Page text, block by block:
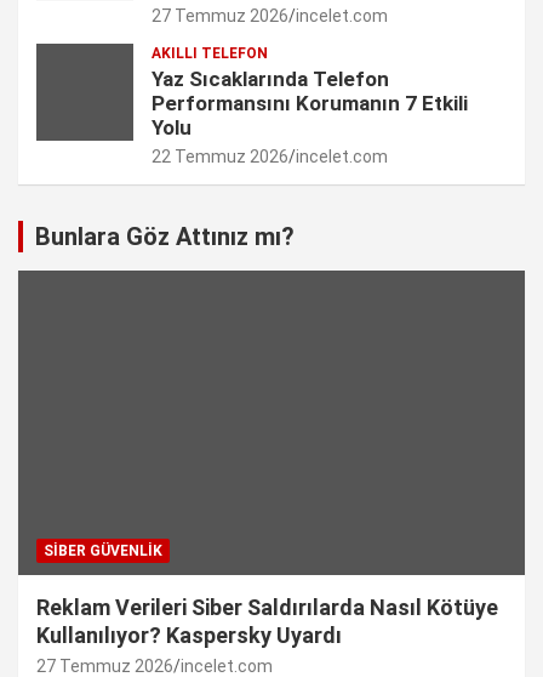
27 Temmuz 2026 incelet.com
AKILLI TELEFON
Yaz Sıcaklarında Telefon
Performansını Korumanın 7 Etkili
Yolu
22 Temmuz 2026 incelet.com
Bunlara Göz Attınız mı?
SIBER GÜVENLIK
Reklam Verileri Siber Saldırılarda Nasıl Kötüye
Kullanılıyor? Kaspersky Uyardı
27 Temmuz 2026 incelet.com